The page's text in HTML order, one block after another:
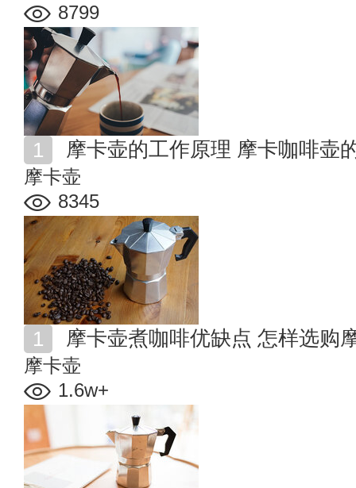
8799
摩卡壶的工作原理 摩卡咖啡壶
摩卡壶
8345
摩卡壶煮咖啡优缺点 怎样选购
摩卡壶
1.6w+